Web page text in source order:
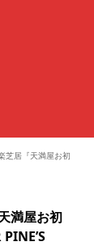
芝居『天満屋お初
満屋お初